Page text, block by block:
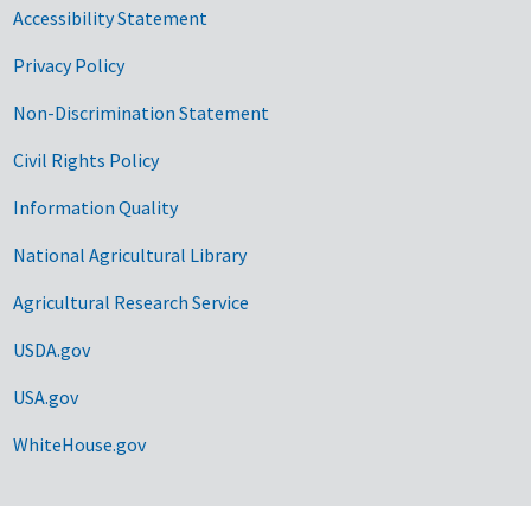
Accessibility Statement
Privacy Policy
Non-Discrimination Statement
Civil Rights Policy
Information Quality
National Agricultural Library
Agricultural Research Service
USDA.gov
USA.gov
WhiteHouse.gov